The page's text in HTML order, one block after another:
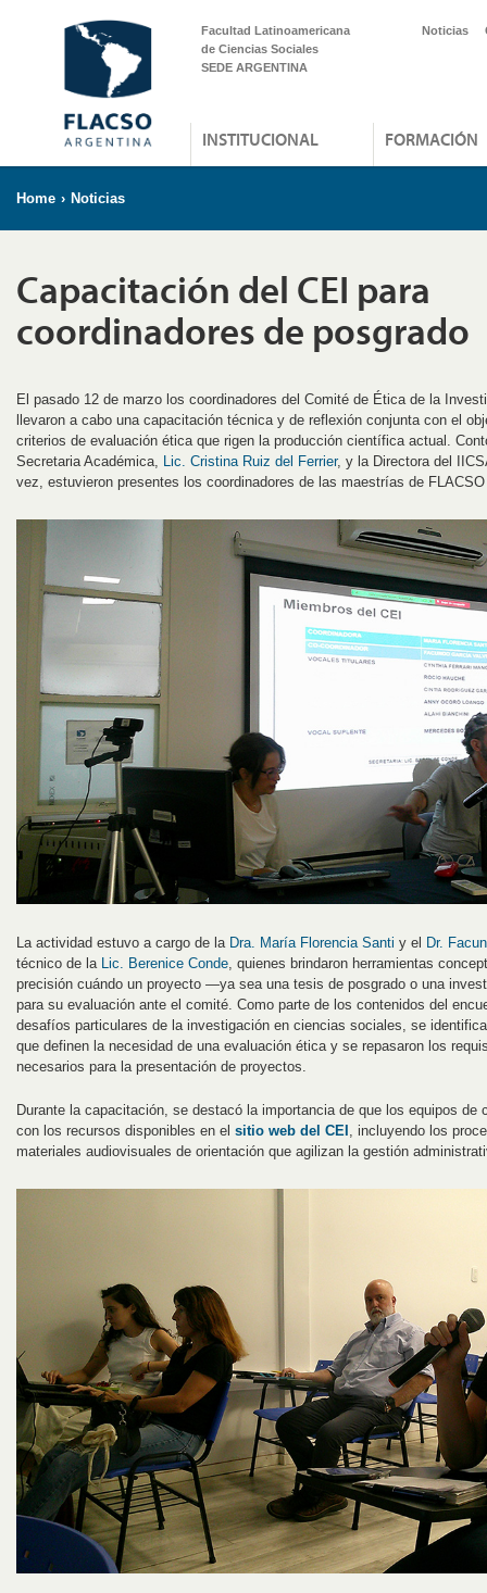
Facultad Latinoamericana
de Ciencias Sociales
SEDE ARGENTINA
Noticias
INSTITUCIONAL FORMACIÓN
Home › Noticias
Capacitación del CEI para
coordinadores de posgrado
El pasado 12 de marzo los coordinadores del Comité de Ética de la
llevaron a cabo una capacitación técnica y de reflexión conjunta con el
criterios de evaluación ética que rigen la producción científica actual.
Secretaria Académica, Lic. Cristina Ruiz del Ferrier, y la Directora del
vez, estuvieron presentes los coordinadores de las maestrías de
La actividad estuvo a cargo de la Dra. María Florencia Santi y el Dr.
técnico de la Lic. Berenice Conde, quienes brindaron herramientas
precisión cuándo un proyecto —ya sea una tesis de posgrado o una
para su evaluación ante el comité. Como parte de los contenidos del
desafíos particulares de la investigación en ciencias sociales, se
que definen la necesidad de una evaluación ética y se repasaron los
necesarios para la presentación de proyectos.
Durante la capacitación, se destacó la importancia de que los equipos de
con los recursos disponibles en el sitio web del CEI
, incluyendo los
materiales audiovisuales de orientación que agilizan la gestión